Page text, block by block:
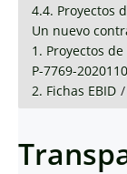
4.4. Proyectos
Un nuevo
1. Proyectos
P-7769-
2. Fichas EBID /